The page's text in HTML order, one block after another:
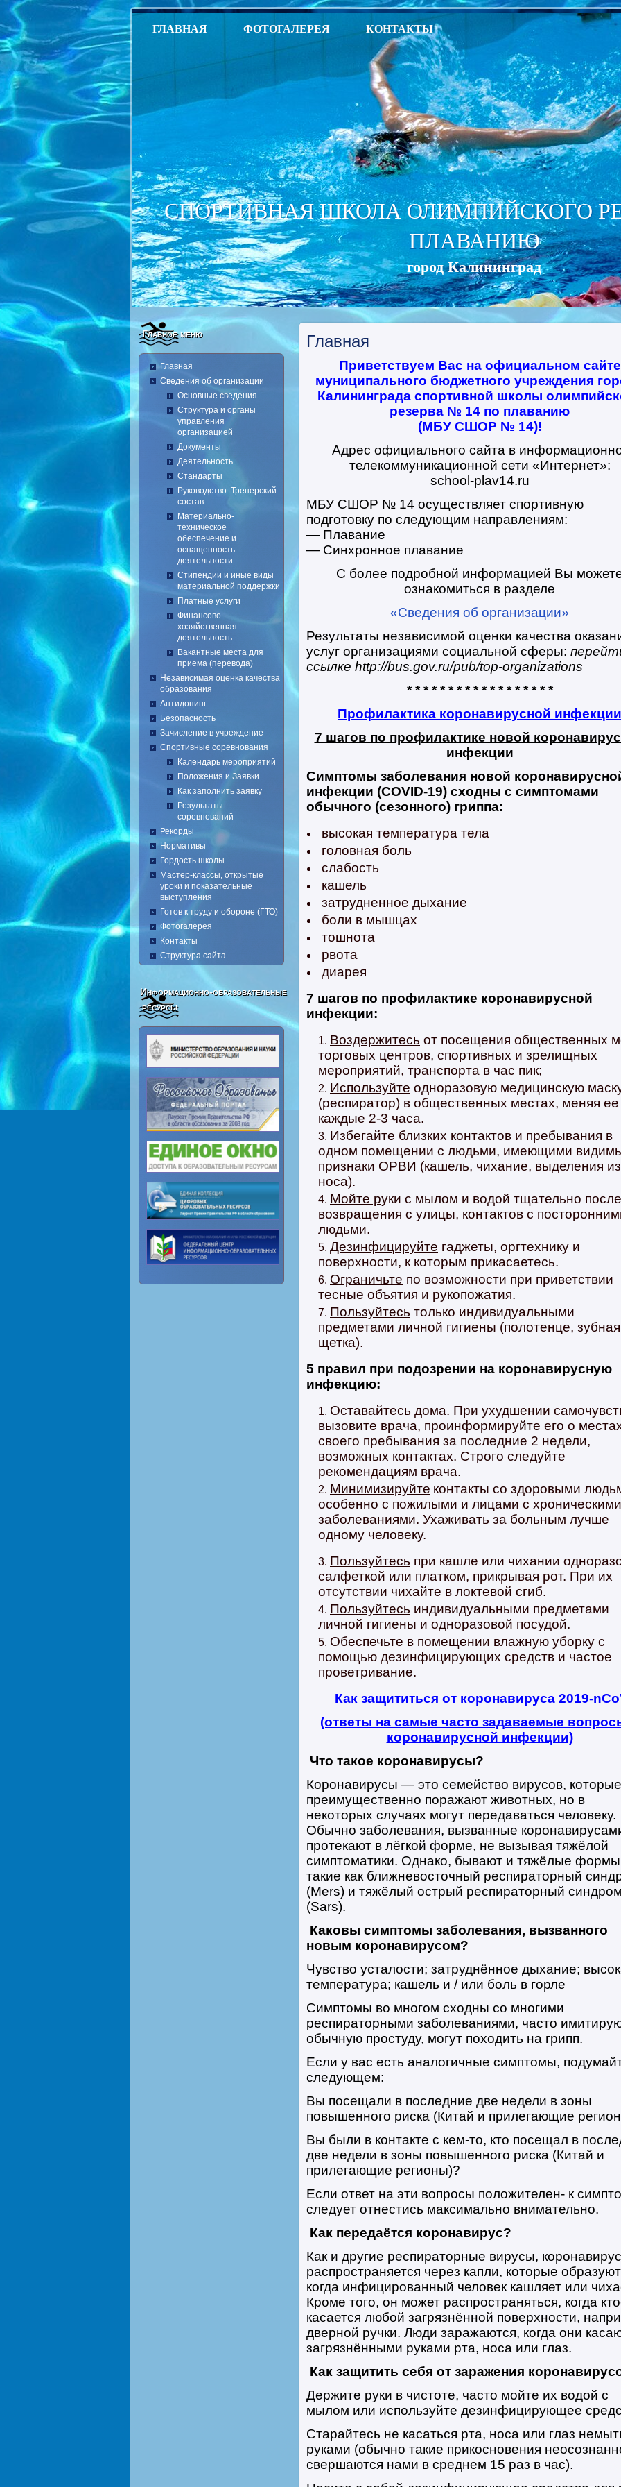
ГЛАВНАЯ ФОТОГАЛЕРЕЯ КОНТАКТЫ
СПОРТИВНАЯ ШКОЛА ОЛИМПИЙСКОГО
ПЛАВАНИЮ
город Калининград
Главное меню
Главная
Сведения об организации
Основные сведения
Структура и органы
управления
организацией
Документы
Деятельность
Стандарты
Руководство. Тренерский
состав
Материально-
техническое
обеспечение и
оснащенность
деятельности
Стипендии и иные виды
материальной поддержки
Платные услуги
Финансово-
хозяйственная
деятельность
Вакантные места для
приема (перевода)
Независимая оценка качества
образования
Антидопинг
Безопасность
Зачисление в учреждение
Спортивные соревнования
Календарь мероприятий
Положения и Заявки
Как заполнить заявку
Результаты
соревнований
Рекорды
Нормативы
Гордость школы
Мастер-классы, открытые
уроки и показательные
выступления
Готов к труду и обороне (ГТО)
Фотогалерея
Контакты
Структура сайта
Информационно-образовательные
ресурсы
Главная
Приветствуем Вас на официальном сайте
муниципального бюджетного учреждения
Калининграда спортивной школы
резерва № 14 по плаванию
(МБУ СШОР № 14)!
Адрес официального сайта в
телекоммуникационной сети «Интернет»:
school-plav14.ru
МБУ СШОР № 14 осуществляет спортивную
подготовку по следующим направлениям:
— Плавание
— Синхронное плавание
С более подробной информацией Вы
ознакомиться в разделе
«Сведения об организации»
Результаты независимой оценки качества
услуг организациями социальной сферы:
ссылке http://bus.gov.ru/pub/top-organizations
* * * * * * * * * * * * * * * * * *
Профилактика коронавирусной инфекции
7 шагов по профилактике новой
инфекции
Симптомы заболевания новой
инфекции (COVID-19) сходны с симптомами
обычного (сезонного) гриппа:
высокая температура тела
головная боль
слабость
кашель
затрудненное дыхание
боли в мышцах
тошнота
рвота
диарея
7 шагов по профилактике коронавирусной
инфекции:
Воздержитесь от посещения общественных
торговых центров, спортивных и зрелищных
мероприятий, транспорта в час пик;
Используйте одноразовую медицинскую
(респиратор) в общественных местах, меняя ее
каждые 2-3 часа.
Избегайте близких контактов и пребывания в
одном помещении с людьми, имеющими
признаки ОРВИ (кашель, чихание, выделения из
носа).
Мойте руки с мылом и водой тщательно после
возвращения с улицы, контактов с
людьми.
Дезинфицируйте гаджеты, оргтехнику и
поверхности, к которым прикасаетесь.
Ограничьте по возможности при приветствии
тесные объятия и рукопожатия.
Пользуйтесь только индивидуальными
предметами личной гигиены (полотенце, зубная
щетка).
5 правил при подозрении на коронавирусную
инфекцию:
Оставайтесь дома. При ухудшении
вызовите врача, проинформируйте его о
своего пребывания за последние 2 недели,
возможных контактах. Строго следуйте
рекомендациям врача.
Минимизируйте контакты со здоровыми
особенно с пожилыми и лицами с хроническими
заболеваниями. Ухаживать за больным лучше
одному человеку.
Пользуйтесь при кашле или чихании
салфеткой или платком, прикрывая рот. При их
отсутствии чихайте в локтевой сгиб.
Пользуйтесь индивидуальными предметами
личной гигиены и одноразовой посудой.
Обеспечьте в помещении влажную уборку с
помощью дезинфицирующих средств и частое
проветривание.
Как защититься от коронавируса 2019-
(ответы на самые часто задаваемые
коронавирусной инфекции)
Что такое коронавирусы?
Коронавирусы — это семейство вирусов, которые
преимущественно поражают животных, но в
некоторых случаях могут передаваться человеку.
Обычно заболевания, вызванные
протекают в лёгкой форме, не вызывая тяжёлой
симптоматики. Однако, бывают и тяжёлые
такие как ближневосточный респираторный
(Mers) и тяжёлый острый респираторный синдром
(Sars).
Каковы симптомы заболевания, вызванного
новым коронавирусом?
Чувство усталости; затруднённое дыхание;
температура; кашель и / или боль в горле
Симптомы во многом сходны со многими
респираторными заболеваниями, часто
обычную простуду, могут походить на грипп.
Если у вас есть аналогичные симптомы,
следующем:
Вы посещали в последние две недели в зоны
повышенного риска (Китай и прилегающие
Вы были в контакте с кем-то, кто посещал в
две недели в зоны повышенного риска (Китай и
прилегающие регионы)?
Если ответ на эти вопросы положителен- к
следует отнестись максимально внимательно.
Как передаётся коронавирус?
Как и другие респираторные вирусы, коронавирус
распространяется через капли, которые
когда инфицированный человек кашляет или
Кроме того, он может распространяться, когда
касается любой загрязнённой поверхности,
дверной ручки. Люди заражаются, когда они
загрязнёнными руками рта, носа или глаз.
Как защитить себя от заражения
Держите руки в чистоте, часто мойте их водой с
мылом или используйте дезинфицирующее
Старайтесь не касаться рта, носа или глаз
руками (обычно такие прикосновения
свершаются нами в среднем 15 раз в час).